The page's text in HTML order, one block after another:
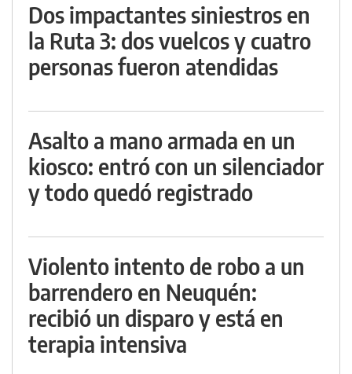
Dos impactantes siniestros en
la Ruta 3: dos vuelcos y cuatro
personas fueron atendidas
Asalto a mano armada en un
kiosco: entró con un silenciador
y todo quedó registrado
Violento intento de robo a un
barrendero en Neuquén:
recibió un disparo y está en
terapia intensiva